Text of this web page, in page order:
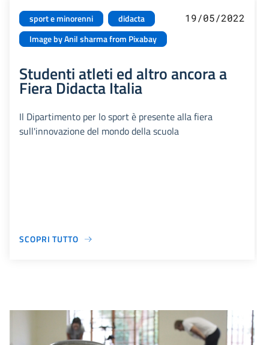
sport e minorenni
didacta
Image by Anil sharma from Pixabay
19/05/2022
Studenti atleti ed altro ancora a
Fiera Didacta Italia
Il Dipartimento per lo sport è presente alla fiera
sull'innovazione del mondo della scuola
SCOPRI TUTTO